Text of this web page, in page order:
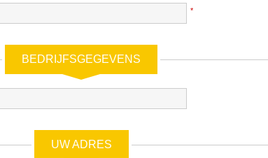
*
BEDRIJFSGEGEVENS
UW ADRES